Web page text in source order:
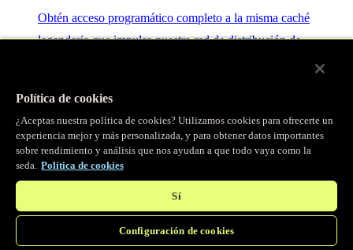
Obtén acceso programático completo a la misma caché
legendaria que impulsa nuestra red de distribución de
Servidor MCP
Control por IA para tus servicios Fastly.
Política de cookies
¿Aceptas nuestra política de cookies? Utilizamos cookies para ofrecerte un
experiencia mejor y más personalizada, y para obtener datos importantes
sobre rendimiento y análisis que nos ayudan a que todo vaya como la
seda. Política de cookies
Sí
Configuración de cookies